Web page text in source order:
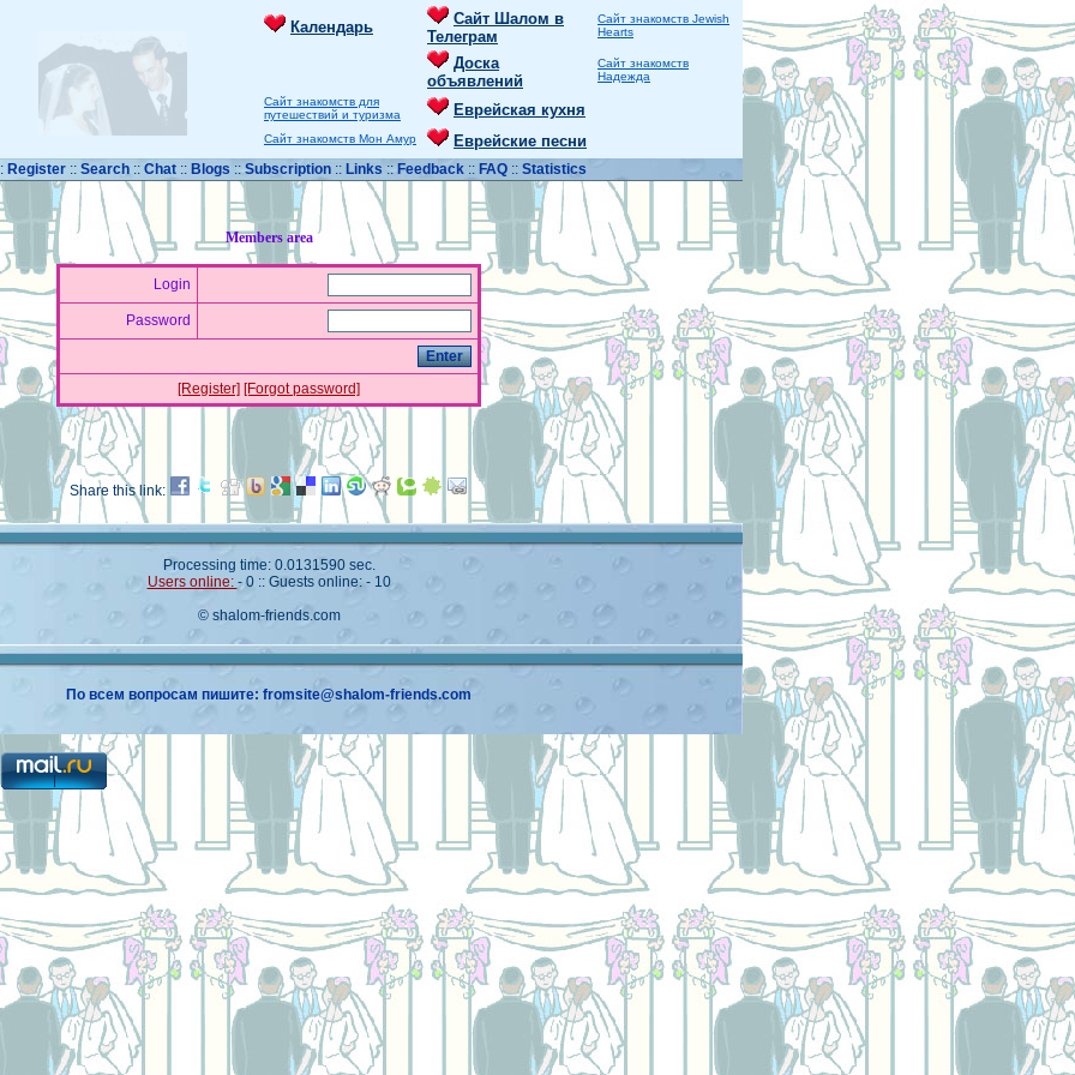
Календарь
Сайт Шалом в
Телеграм
Сайт знакомств Jewish
Hearts
Доска
объявлений
Сайт знакомств
Надежда
Сайт знакомств для
путешествий и туризма
Еврейская кухня
Сайт знакомств Мон Амур Еврейские песни
Register:: Search :: Chat :: Blogs :: Subscription :: Links :: Feedback:: FAQ :: Statistics
Members area
Login
Password
[Register] [Forgot password]
Share this link:
Processing time: 0.0131590 sec.
Users online: - 0 :: Guests online: - 10
© shalom-friends.com
По всем вопросам пишите: fromsite@shalom-friends.com